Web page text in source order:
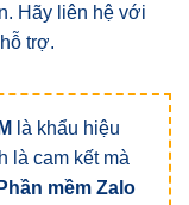
Hãy liên hệ với
trợ.
là khẩu hiệu
là cam kết mà
Phần mềm Zalo